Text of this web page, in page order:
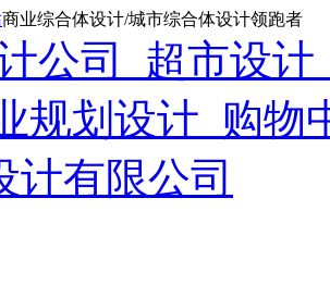
商业综合体设计/城市综合体设计领跑者